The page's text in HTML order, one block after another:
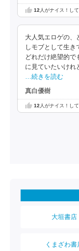
12 人がナイス！し
大人気エロゲの、
しモブとして生
どれだけ絶望的
に見ていたいけれ
…続きを読む
真白優樹
12 人がナイス！し
大垣書店
くまざわ書